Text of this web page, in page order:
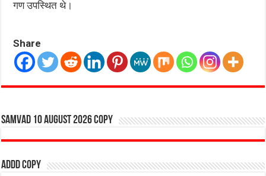
गण उपस्थित थे।
Share
SAMVAD 10 AUGUST 2026 copy
addd copy